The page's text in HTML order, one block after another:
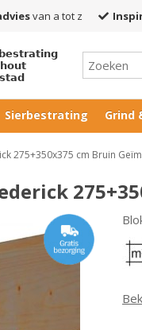
van a tot z
Sierbestrating Grind
275+350x375 cm Bruin